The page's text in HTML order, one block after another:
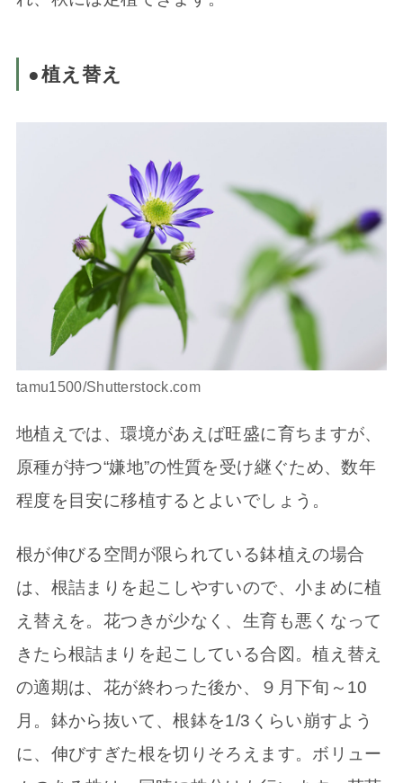
●植え替え
tamu1500/Shutterstock.com
地植えでは、環境があえば旺盛に育ちますが、
原種が持つ“嫌地”の性質を受け継ぐため、数年
程度を目安に移植するとよいでしょう。
根が伸びる空間が限られている鉢植えの場合
は、根詰まりを起こしやすいので、小まめに植
え替えを。花つきが少なく、生育も悪くなって
きたら根詰まりを起こしている合図。植え替え
の適期は、花が終わった後か、９月下旬～10
月。鉢から抜いて、根鉢を1/3くらい崩すよう
に、伸びすぎた根を切りそろえます。ボリュー